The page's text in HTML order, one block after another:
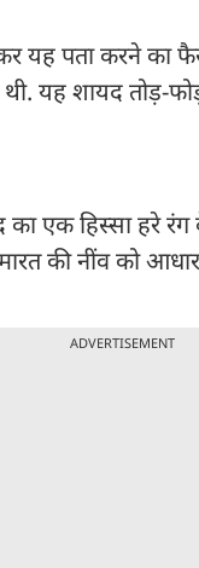
यह पता करने का
यह शायद तोड़-
का एक हिस्सा हरे
की नींव को
ADVERTISEMENT